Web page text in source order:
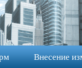
Внесение